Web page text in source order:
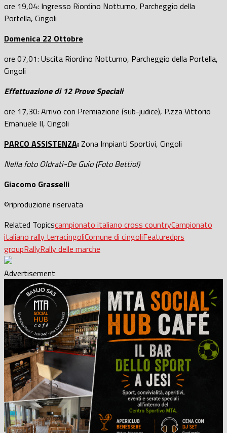
ore 19,04: Ingresso Riordino Notturno, Parcheggio della
Portella, Cingoli
Domenica 22 Ottobre
ore 07,01: Uscita Riordino Notturno, Parcheggio della Portella,
Cingoli
Effettuazione di 12 Prove Speciali
ore 17,30: Arrivo con Premiazione (sub-judice), P.zza Vittorio
Emanuele II, Cingoli
PARCO ASSISTENZA:Zona Impianti Sportivi, Cingoli
Nella foto Oldrati-De Guio (Foto Bettiol)
Giacomo Grasselli
©riproduzione riservata
Related Topicscampionato italiano cross countryCampionato
italiano rally terracingoliComune di cingoliFeaturedprs
groupRallyRally delle marche
Advertisement